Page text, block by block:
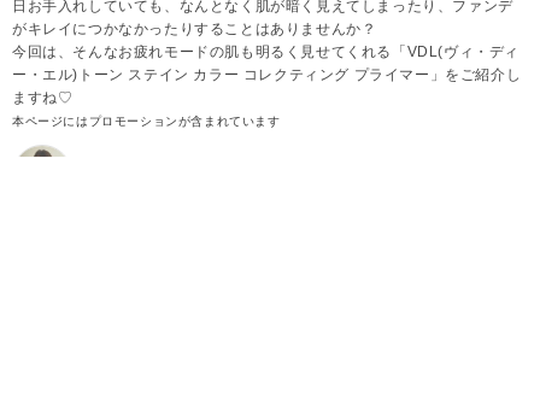
日お手入れしていても、なんとなく肌が暗く見えてしまったり、ファンデ
がキレイにつかなかったりすることはありませんか？
今回は、そんなお疲れモードの肌も明るく見せてくれる「VDL(ヴィ・ディ
ー・エル)トーン ステイン カラー コレクティング プライマー」をご紹介し
ますね♡
本ページにはプロモーションが含まれています